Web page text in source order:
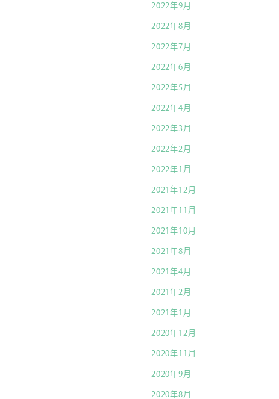
2022年9月
2022年8月
2022年7月
2022年6月
2022年5月
2022年4月
2022年3月
2022年2月
2022年1月
2021年12月
2021年11月
2021年10月
2021年8月
2021年4月
2021年2月
2021年1月
2020年12月
2020年11月
2020年9月
2020年8月